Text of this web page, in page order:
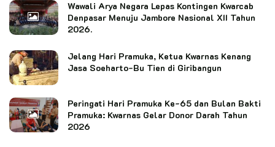
Wawali Arya Negara Lepas Kontingen Kwarcab
Denpasar Menuju Jambore Nasional XII Tahun
2026.
Jelang Hari Pramuka, Ketua Kwarnas Kenang
Jasa Soeharto-Bu Tien di Giribangun
Peringati Hari Pramuka Ke-65 dan Bulan Bakti
Pramuka: Kwarnas Gelar Donor Darah Tahun
2026